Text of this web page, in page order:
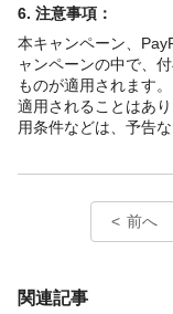
6. 注意事項：
本キャンペーン、
ャンペーンの中で、
ものが適用されます
適用されることはあ
用条件などは、予告
前へ
関連記事